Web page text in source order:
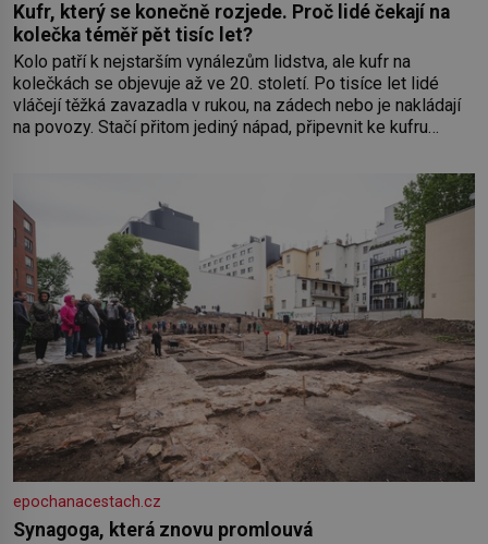
Kufr, který se konečně rozjede. Proč lidé čekají na
kolečka téměř pět tisíc let?
Kolo patří k nejstarším vynálezům lidstva, ale kufr na
kolečkách se objevuje až ve 20. století. Po tisíce let lidé
vláčejí těžká zavazadla v rukou, na zádech nebo je nakládají
na povozy. Stačí přitom jediný nápad, připevnit ke kufru
epochanacestach.cz
Synagoga, která znovu promlouvá